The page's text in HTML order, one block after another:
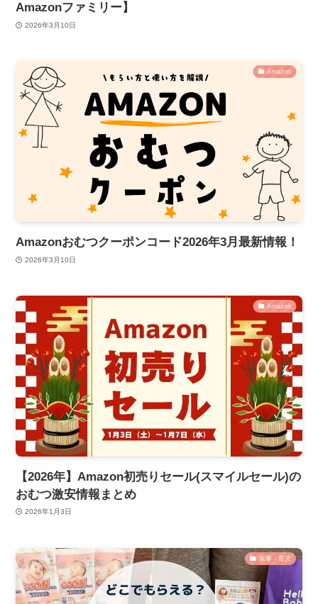
Amazonファミリー】
2026年3月10日
Amazon
Amazonおむつクーポンコード2026年3月最新情報！
2026年3月10日
Amazon
【2026年】Amazon初売りセール(スマイルセール)の
おむつ激安情報まとめ
2026年1月3日
家事・育児